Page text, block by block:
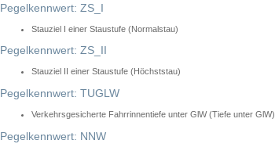
Pegelkennwert: ZS_I
Stauziel I einer Staustufe (Normalstau)
Pegelkennwert: ZS_II
Stauziel II einer Staustufe (Höchststau)
Pegelkennwert: TUGLW
Verkehrsgesicherte Fahrrinnentiefe unter GlW (Tiefe unter GlW)
Pegelkennwert: NNW